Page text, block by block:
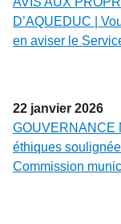
D’AQUEDUC |
en aviser le
22 janvier 2026
GOUVERNANCE
éthiques
Commission